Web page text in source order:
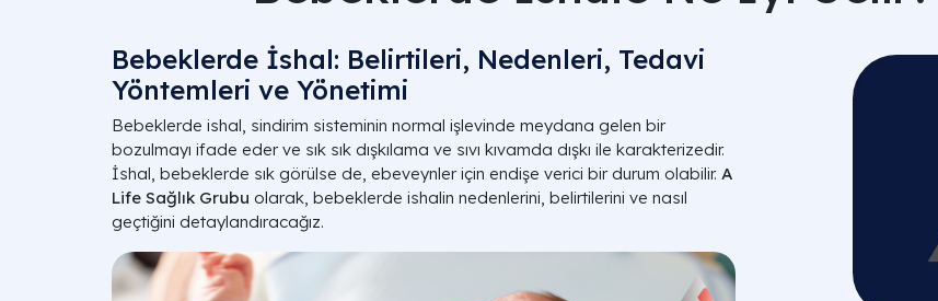
Bebeklerde İshal: Belirtileri, Nedenleri, Tedavi
Yöntemleri ve Yönetimi
Bebeklerde ishal, sindirim sisteminin normal işlevinde meydana gelen bir
bozulmayı ifade eder ve sık sık dışkılama ve sıvı kıvamda dışkı ile karakterizedir.
İshal, bebeklerde sık görülse de, ebeveynler için endişe verici bir durum olabilir. A
Life Sağlık Grubu olarak, bebeklerde ishalin nedenlerini, belirtilerini ve nasıl
geçtiğini detaylandıracağız.